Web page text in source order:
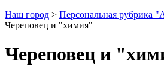
Наш город > Персональная рубрика
Череповец и "химия"
Череповец и